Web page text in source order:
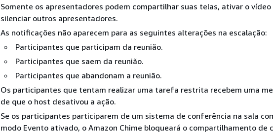
Somente os apresentadores podem compartilhar suas telas, ativar o vídeo
silenciar outros apresentadores.
As notificações não aparecem para as seguintes alterações na escalação:
Participantes que participam da reunião.
Participantes que saem da reunião.
Participantes que abandonam a reunião.
Os participantes que tentam realizar uma tarefa restrita recebem uma
de que o host desativou a ação.
Se os participantes participarem de um sistema de conferência na sala
modo Evento ativado, o Amazon Chime bloqueará o compartilhamento de